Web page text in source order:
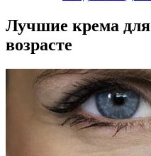
Лучшие крема
возрасте